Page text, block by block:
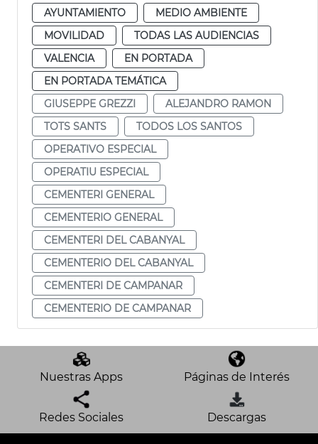
AYUNTAMIENTO
MEDIO AMBIENTE
MOVILIDAD
TODAS LAS AUDIENCIAS
VALENCIA
EN PORTADA
EN PORTADA TEMÁTICA
GIUSEPPE GREZZI
ALEJANDRO RAMON
TOTS SANTS
TODOS LOS SANTOS
OPERATIVO ESPECIAL
OPERATIU ESPECIAL
CEMENTERI GENERAL
CEMENTERIO GENERAL
CEMENTERI DEL CABANYAL
CEMENTERIO DEL CABANYAL
CEMENTERI DE CAMPANAR
CEMENTERIO DE CAMPANAR
Nuestras Apps Páginas de Interés
Redes Sociales Descargas